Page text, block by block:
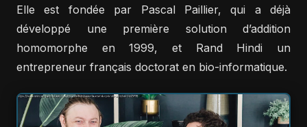
Elle est fondée par Pascal Paillier, qui a déjà
développé une première solution d’addition
homomorphe en 1999, et Rand Hindi un
entrepreneur français doctorat en bio-informatique.